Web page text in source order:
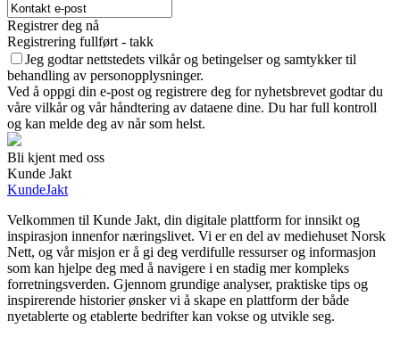
Registrer deg nå
Registrering fullført - takk
Jeg godtar nettstedets vilkår og betingelser og samtykker til
behandling av personopplysninger.
Ved å oppgi din e-post og registrere deg for nyhetsbrevet godtar du
våre vilkår og vår håndtering av dataene dine. Du har full kontroll
og kan melde deg av når som helst.
Bli kjent med oss
Kunde Jakt
KundeJakt
Velkommen til Kunde Jakt, din digitale plattform for innsikt og
inspirasjon innenfor næringslivet. Vi er en del av mediehuset Norsk
Nett, og vår misjon er å gi deg verdifulle ressurser og informasjon
som kan hjelpe deg med å navigere i en stadig mer kompleks
forretningsverden. Gjennom grundige analyser, praktiske tips og
inspirerende historier ønsker vi å skape en plattform der både
nyetablerte og etablerte bedrifter kan vokse og utvikle seg.